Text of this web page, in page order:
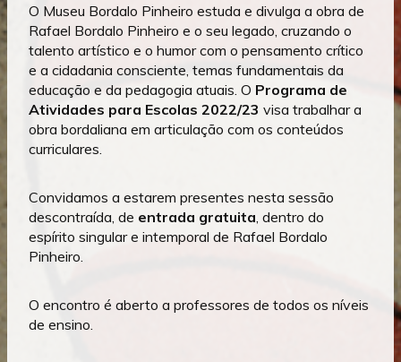
O Museu Bordalo Pinheiro estuda e divulga a obra de
Rafael Bordalo Pinheiro e o seu legado, cruzando o
talento artístico e o humor com o pensamento crítico
e a cidadania consciente, temas fundamentais da
educação e da pedagogia atuais. O Programa de
Atividades para Escolas 2022/23 visa trabalhar a
obra bordaliana em articulação com os conteúdos
curriculares.
Convidamos a estarem presentes nesta sessão
descontraída, de entrada gratuita , dentro do
espírito singular e intemporal de Rafael Bordalo
Pinheiro.
O encontro é aberto a professores de todos os níveis
de ensino.